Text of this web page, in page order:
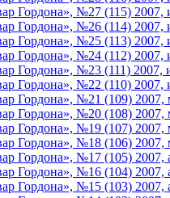
Гордона», №27 (115) 2007,
Гордона», №26 (114) 2007,
Гордона», №25 (113) 2007,
Гордона», №24 (112) 2007,
Гордона», №23 (111) 2007,
Гордона», №22 (110) 2007,
Гордона», №21 (109) 2007,
Гордона», №20 (108) 2007,
Гордона», №19 (107) 2007,
Гордона», №18 (106) 2007,
Гордона», №17 (105) 2007,
Гордона», №16 (104) 2007,
Гордона», №15 (103) 2007,